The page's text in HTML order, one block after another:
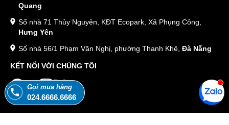
Quang
Số nhà 71 Thủy Nguyên, KĐT Ecopark, Xã Phụng Công,
Hưng Yên
Số nhà 56/1 Phạm Văn Nghị, phường Thanh Khê, Đà Nẵng
KẾT NỐI VỚI CHÚNG TÔI
Gọi mua hàng
024.6666.6666